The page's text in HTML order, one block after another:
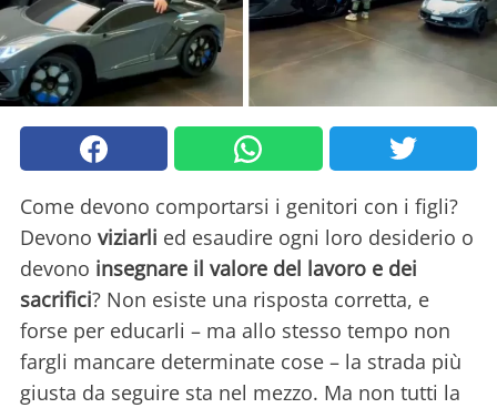
Come devono comportarsi i genitori con i figli?
Devono viziarli ed esaudire ogni loro desiderio o
devono insegnare il valore del lavoro e dei
sacrifici? Non esiste una risposta corretta, e
forse per educarli – ma allo stesso tempo non
fargli mancare determinate cose – la strada più
giusta da seguire sta nel mezzo. Ma non tutti la